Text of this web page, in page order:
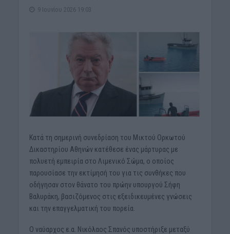
9 Ιουνίου 2026 19:03
Κατά τη σημερινή συνεδρίαση του Μικτού Ορκωτού
Δικαστηρίου Αθηνών κατέθεσε ένας μάρτυρας με
πολυετή εμπειρία στο Λιμενικό Σώμα, ο οποίος
παρουσίασε την εκτίμησή του για τις συνθήκες που
οδήγησαν στον θάνατο του πρώην υπουργού Σήφη
Βαλυράκη, βασιζόμενος στις εξειδικευμένες γνώσεις
και την επαγγελματική του πορεία.
Ο ναύαρχος ε.α. Νικόλαος Σπανός υποστήριξε μεταξύ